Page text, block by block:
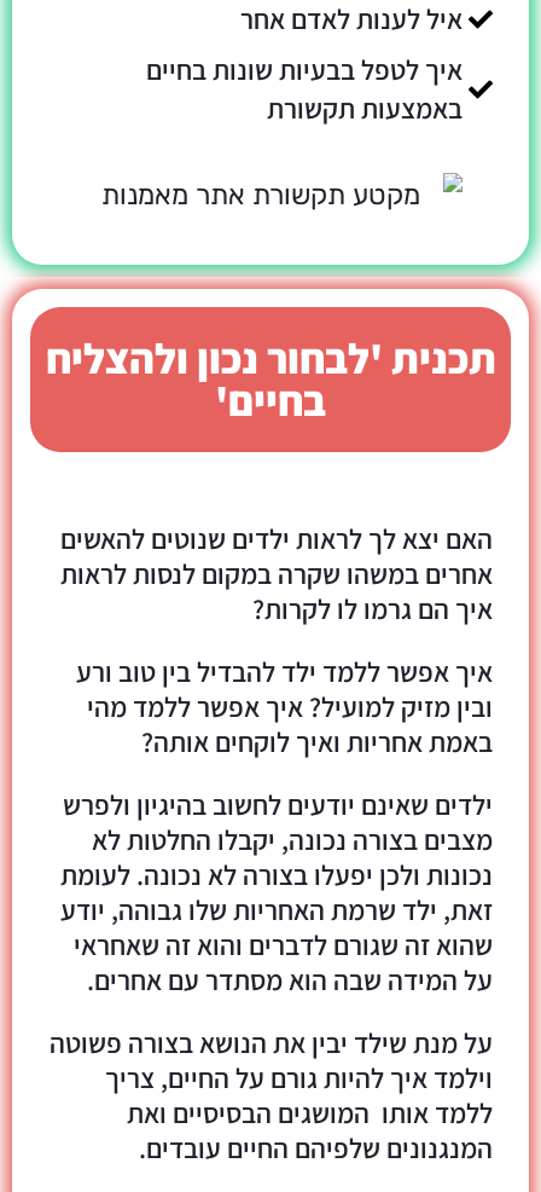
איל לענות לאדם אחר
איך לטפל בבעיות שונות בחיים
באמצעות תקשורת
תכנית 'לבחור נכון ולהצליח
בחיים'
האם יצא לך לראות ילדים שנוטים להאשים
אחרים במשהו שקרה במקום לנסות לראות
איך הם גרמו לו לקרות?
איך אפשר ללמד ילד להבדיל בין טוב ורע
ובין מזיק למועיל? איך אפשר ללמד מהי
באמת אחריות ואיך לוקחים אותה?
ילדים שאינם יודעים לחשוב בהיגיון ולפרש
מצבים בצורה נכונה, יקבלו החלטות לא
נכונות ולכן יפעלו בצורה לא נכונה. לעומת
זאת, ילד שרמת האחריות שלו גבוהה, יודע
שהוא זה שגורם לדברים והוא זה שאחראי
על המידה שבה הוא מסתדר עם אחרים.
על מנת שילד יבין את הנושא בצורה פשוטה
וילמד איך להיות גורם על החיים, צריך
ללמד אותו המושגים הבסיסיים ואת
המנגנונים שלפיהם החיים עובדים.